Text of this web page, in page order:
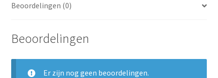
Beoordelingen (0)
Beoordelingen
Er zijn nog geen beoordelingen.